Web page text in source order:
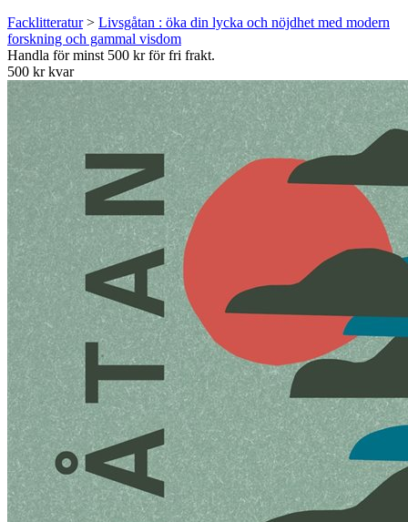
Facklitteratur> Livsgåtan : öka din lycka och nöjdhet med modern
forskning och gammal visdom
Handla för minst 500 kr för fri frakt.
500 kr kvar